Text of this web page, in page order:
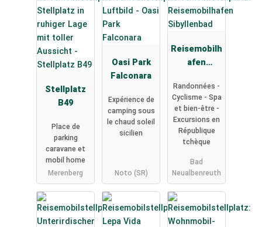
Stellplatz
B49
Place de
parking
caravane et
mobil home
Merenberg
Oasi Park
Falconara
Expérience de
camping sous
le chaud soleil
sicilien
Noto (SR)
Reisemobilh
afen
Randonnées -
Cyclisme - Spa
et bien-être -
Excursions en
République
tchèque
Bad
Neualbenreuth